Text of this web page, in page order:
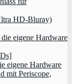
HD-Bluray)
eigene Hardware
eigene Hardware
mit Periscope,